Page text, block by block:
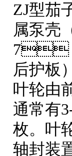
ZJ型茄
属泵壳
7；
后护板）
叶轮由前
通常有3-
枚
轴封装